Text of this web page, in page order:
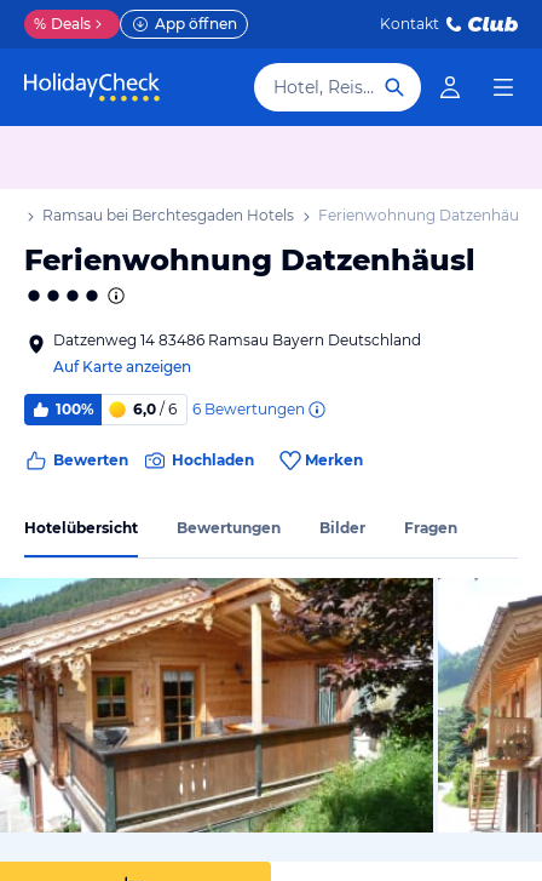
% Deals App öffnen Kontakt
Hotel, Reiseziel
Ramsau bei Berchtesgaden Hotels Ferienwohnung Datzenhäusl
Ferienwohnung Datzenhäusl
Datzenweg 14 83486 Ramsau Bayern Deutschland
Auf Karte anzeigen
100% 6,0 / 6 6 Bewertungen
Bewerten Hochladen Merken
Hotelübersicht Bewertungen Bilder Fragen
vom